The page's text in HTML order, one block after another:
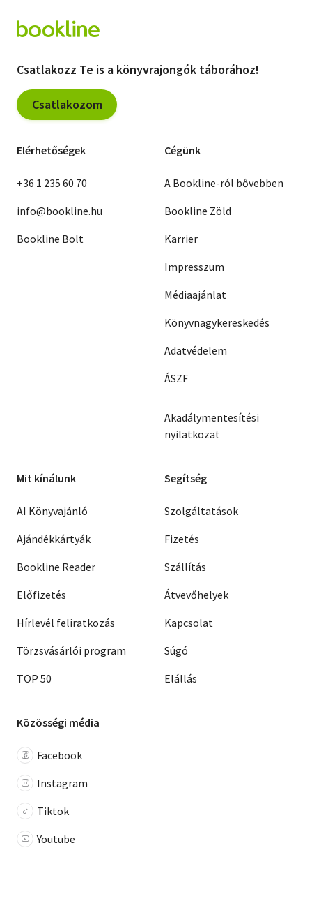
Csatlakozz Te is a könyvrajongók táborához!
Csatlakozom
Elérhetőségek
+36 1 235 60 70
info@bookline.hu
Bookline Bolt
Cégünk
A Bookline-ról bővebben
Bookline Zöld
Karrier
Impresszum
Médiaajánlat
Könyvnagykereskedés
Adatvédelem
ÁSZF
Akadálymentesítési
nyilatkozat
Mit kínálunk
AI Könyvajánló
Ajándékkártyák
Bookline Reader
Előfizetés
Hírlevél feliratkozás
Törzsvásárlói program
TOP 50
Segítség
Szolgáltatások
Fizetés
Szállítás
Átvevőhelyek
Kapcsolat
Súgó
Elállás
Közösségi média
Facebook
Instagram
Tiktok
Youtube